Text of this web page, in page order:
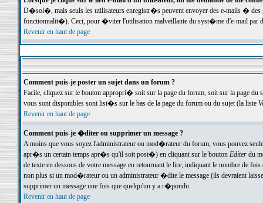
D�sol�, mais seuls les utilisateurs enregistr�s peuvent envoyer des e-mails �
fonctionnalit�). Ceci, pour �viter l'utilisation malveillante du syst�me d'e-mail par
Revenir en haut de page
Comment puis-je poster un sujet dans un forum ?
Facile, cliquez sur le bouton appropri� soit sur la page du forum, soit sur la page du
vous sont disponibles sont list�s sur le bas de la page du forum ou du sujet (la liste
Revenir en haut de page
Comment puis-je �diter ou supprimer un message ?
A moins que vous soyez l'administrateur ou mod�rateur du forum, vous pouvez
apr�s un certain temps apr�s qu'il soit post�) en cliquant sur le bouton Editerdu
de texte en dessous de votre message en retournant le lire, indiquant le nombre
non plus si un mod�rateur ou un administrateur �dite le message (ils devraient
supprimer un message une fois que quelqu'un y a r�pondu.
Revenir en haut de page